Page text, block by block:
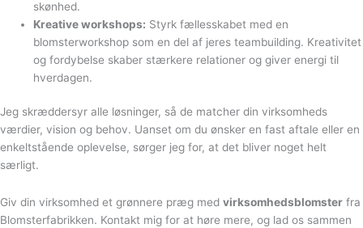
skønhed.
Kreative workshops: Styrk fællesskabet med en
blomsterworkshop som en del af jeres teambuilding. Kreativitet
og fordybelse skaber stærkere relationer og giver energi til
hverdagen.
Jeg skræddersyr alle løsninger, så de matcher din virksomheds
værdier, vision og behov. Uanset om du ønsker en fast aftale eller en
enkeltstående oplevelse, sørger jeg for, at det bliver noget helt
særligt.
Giv din virksomhed et grønnere præg med virksomhedsblomster fra
Blomsterfabrikken. Kontakt mig for at høre mere, og lad os sammen